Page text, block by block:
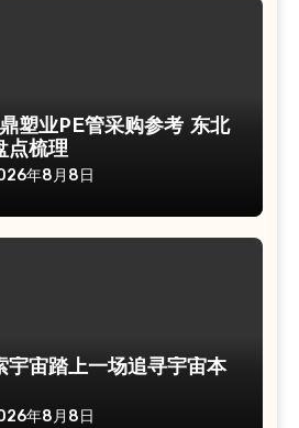
塑业PE管采购参考 东北
点梳理
年8月8日
宇宙踏上一场追寻宇宙本
年8月8日